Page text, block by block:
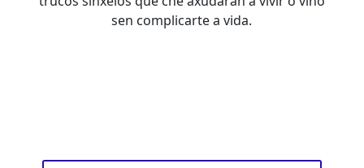
sen complicarte a vida.